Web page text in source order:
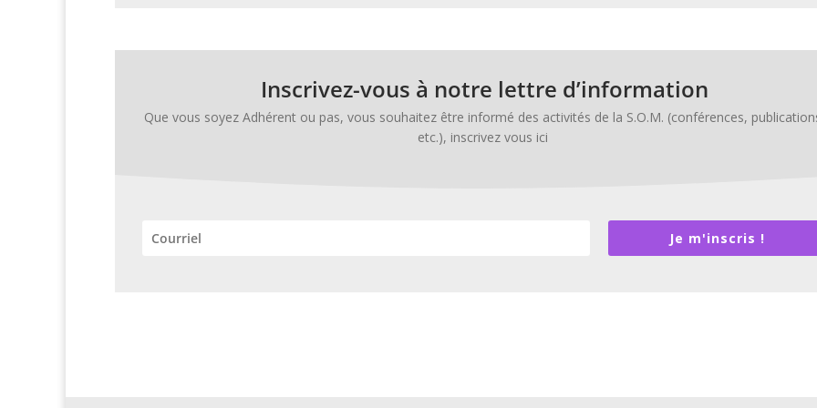
Inscrivez-vous à notre lettre d’information
Que vous soyez Adhérent ou pas, vous souhaitez être infor­mé des activ­ités de la S.O.M. (con­férences,
etc.), inscrivez vous ici
Je m'inscris !